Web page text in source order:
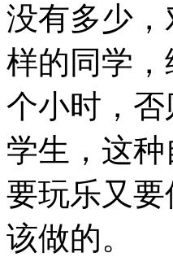
没有多少
样的同学
个小时，
学生，这
要玩乐又
该做的。